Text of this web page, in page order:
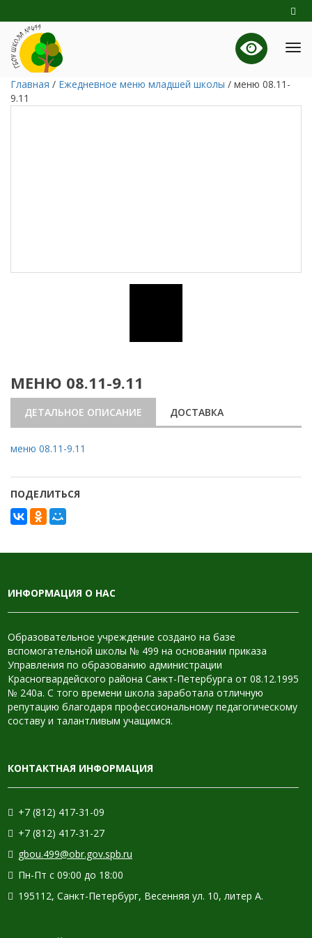
Главная / Ежедневное меню младшей школы / меню 08.11-
9.11
МЕНЮ 08.11-9.11
ДЕТАЛЬНОЕ ОПИСАНИЕ ДОСТАВКА
меню 08.11-9.11
ПОДЕЛИТЬСЯ
ИНФОРМАЦИЯ О НАС
Образовательное учреждение создано на базе
вспомогательной школы № 499 на основании приказа
Управления по образованию администрации
Красногвардейского района Санкт-Петербурга от 08.12.1995
№ 240а. С того времени школа заработала отличную
репутацию благодаря профессиональному педагогическому
составу и талантливым учащимся.
КОНТАКТНАЯ ИНФОРМАЦИЯ
+7 (812) 417-31-09
+7 (812) 417-31-27
gbou.499@obr.gov.spb.ru
Пн-Пт с 09:00 до 18:00
195112, Санкт-Петербург, Весенняя ул. 10, литер А.